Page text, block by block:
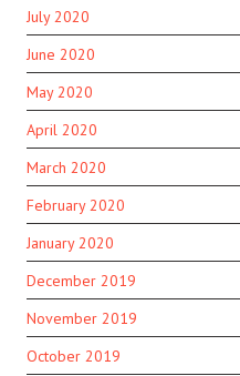
July 2020
June 2020
May 2020
April 2020
March 2020
February 2020
January 2020
December 2019
November 2019
October 2019